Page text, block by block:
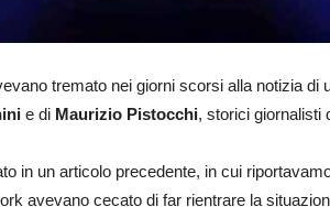
tremato nei giorni scorsi alla notizia di
e di Maurizio Pistocchi, storici giornalisti
in un articolo precedente, in cui
avevano cecato di far rientrare la